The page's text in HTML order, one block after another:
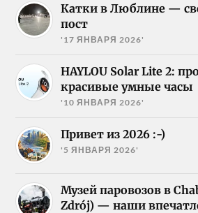
Катки в Люблине —
пост
'17 ЯНВАРЯ 2026'
HAYLOU Solar Lite 2:
красивые умные часы
'10 ЯНВАРЯ 2026'
Привет из 2026 :-)
'5 ЯНВАРЯ 2026'
Музей паровозов в
Zdrój) — наши